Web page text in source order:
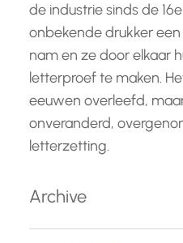
de industrie sinds de
onbekende drukker
nam en ze door elkaar
letterproef te maken.
eeuwen overleefd,
onveranderd,
letterzetting.
Archive